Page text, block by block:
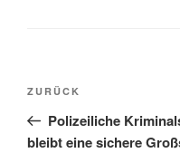
Beitragsnavigation
Vorheriger
Beitrag
ZURÜCK
Polizeiliche
bleibt eine sichere